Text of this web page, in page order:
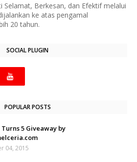
Selamat, Berkesan, dan Efektif melalui
ke atas pengamal
20 tahun.
SOCIAL PLUGIN
POPULAR POSTS
5 Giveaway by
04, 2015